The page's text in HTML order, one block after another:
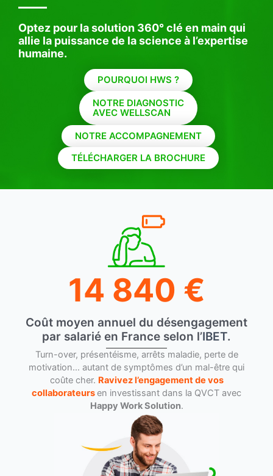
Optez pour la solution 360° clé en main qui
allie la puissance de la science à l’expertise
humaine.
POURQUOI HWS ?
NOTRE DIAGNOSTIC
AVEC WELLSCAN
NOTRE ACCOMPAGNEMENT
TÉLÉCHARGER LA BROCHURE
14 840 €
Coût moyen annuel du désengagement
par salarié en France selon l’IBET.
Turn-over, présentéisme, arrêts maladie, perte de
motivation… autant de symptômes d’un mal-être qui
coûte cher. Ravivez l’engagement de vos
collaborateursen investissant dans la QVCT avec
Happy Work Solution.